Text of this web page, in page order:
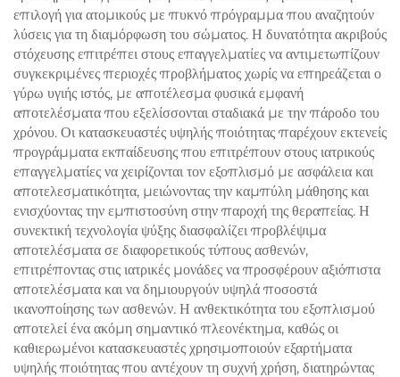
επιλογή για ατομικούς με πυκνό πρόγραμμα που αναζητούν
λύσεις για τη διαμόρφωση του σώματος. Η δυνατότητα ακριβούς
στόχευσης επιτρέπει στους επαγγελματίες να αντιμετωπίζουν
συγκεκριμένες περιοχές προβλήματος χωρίς να επηρεάζεται ο
γύρω υγιής ιστός, με αποτέλεσμα φυσικά εμφανή
αποτελέσματα που εξελίσσονται σταδιακά με την πάροδο του
χρόνου. Οι κατασκευαστές υψηλής ποιότητας παρέχουν εκτενείς
προγράμματα εκπαίδευσης που επιτρέπουν στους ιατρικούς
επαγγελματίες να χειρίζονται τον εξοπλισμό με ασφάλεια και
αποτελεσματικότητα, μειώνοντας την καμπύλη μάθησης και
ενισχύοντας την εμπιστοσύνη στην παροχή της θεραπείας. Η
συνεκτική τεχνολογία ψύξης διασφαλίζει προβλέψιμα
αποτελέσματα σε διαφορετικούς τύπους ασθενών,
επιτρέποντας στις ιατρικές μονάδες να προσφέρουν αξιόπιστα
αποτελέσματα και να δημιουργούν υψηλά ποσοστά
ικανοποίησης των ασθενών. Η ανθεκτικότητα του εξοπλισμού
αποτελεί ένα ακόμη σημαντικό πλεονέκτημα, καθώς οι
καθιερωμένοι κατασκευαστές χρησιμοποιούν εξαρτήματα
υψηλής ποιότητας που αντέχουν τη συχνή χρήση, διατηρώντας